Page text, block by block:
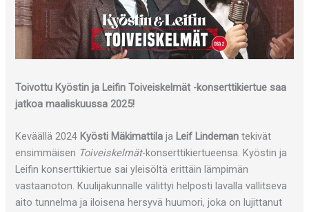
Toivottu Kyöstin ja Leifin Toiveiskelmät -konserttikiertue saa
jatkoa maaliskuussa 2025!
Keväällä 2024 Kyösti Mäkimattila ja Leif Lindeman tekivät
ensimmäisen Toiveiskelmät-konserttikiertueensa. Kyöstin ja
Leifin konserttikiertue sai yleisöltä erittäin lämpimän
vastaanoton. Kuulijakunnalle välittyi helposti lavalla vallitseva
aito tunnelma ja iloisena hersyvä huumori, joka on lujittanut